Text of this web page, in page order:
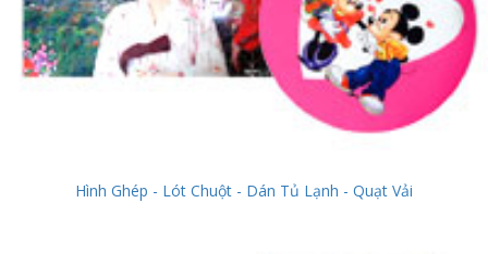
Hình Ghép - Lót Chuột - Dán Tủ Lạnh - Quạt Vải